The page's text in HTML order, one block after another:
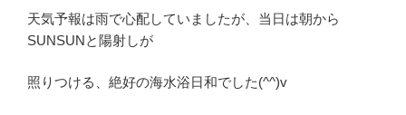
天気予報は雨で心配していましたが、当日は朝から
SUNSUNと陽射しが
照りつける、絶好の海水浴日和でした(^^)v